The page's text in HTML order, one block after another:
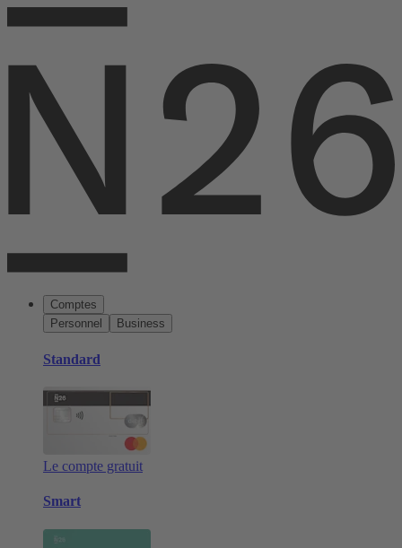
Comptes
Personnel
Business
Standard
Le compte gratuit
Smart